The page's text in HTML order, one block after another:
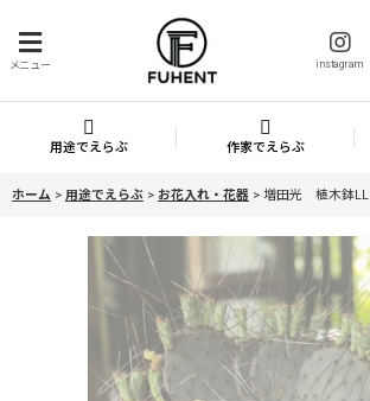
メニュー instagram
用途でえらぶ 作家でえらぶ
ホーム > 用途でえらぶ > お花入れ・花器 > 増田光 植木鉢LL